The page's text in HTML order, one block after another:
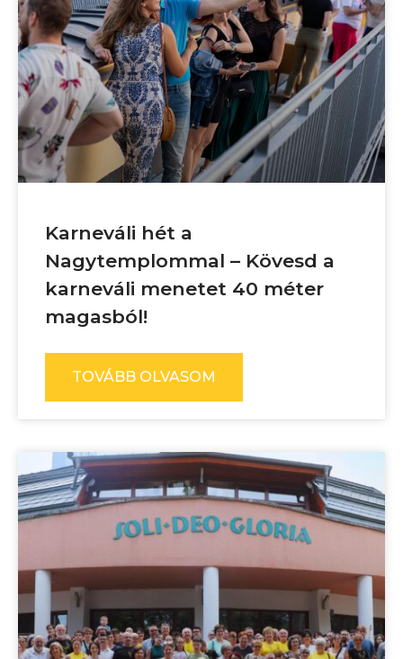
Karneváli hét a
Nagytemplommal – Kövesd a
karneváli menetet 40 méter
magasból!
TOVÁBB OLVASOM